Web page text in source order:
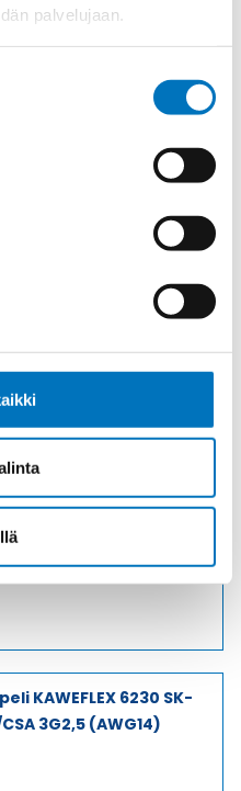
palvelujaan.
KAWEFLEX 6230 SK-
CSA 18G1,5 (AWG16)
KAWEFLEX 6230 SK-
CSA 25G1,5 (AWG16)
KAWEFLEX 6230 SK-
CSA 36G1,5 (AWG16)
KAWEFLEX 6230 SK-
42G1,5 (AWG16)
KAWEFLEX 6230 SK-
3G2,5 (AWG14)